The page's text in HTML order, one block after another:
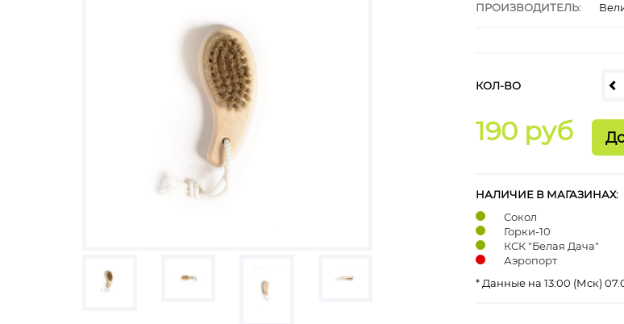
ПРОИЗВОДИТЕЛЬ:
КОЛ-ВО
190 руб
НАЛИЧИЕ В МАГАЗИНАХ:
Сокол
Горки-10
КСК "Белая Дача"
Аэропорт
* Данные на 13:00 (Мск)